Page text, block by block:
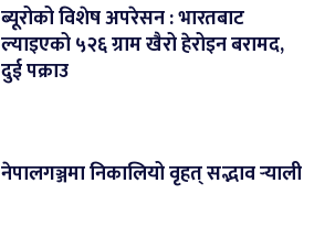
ब्यूरोको विशेष अपरेसन : भारतबाट
ल्याइएको ५२६ ग्राम खैरो हेरोइन बरामद,
दुई पक्राउ
नेपालगञ्जमा निकालियो वृहत् सद्भाव र्‍याली